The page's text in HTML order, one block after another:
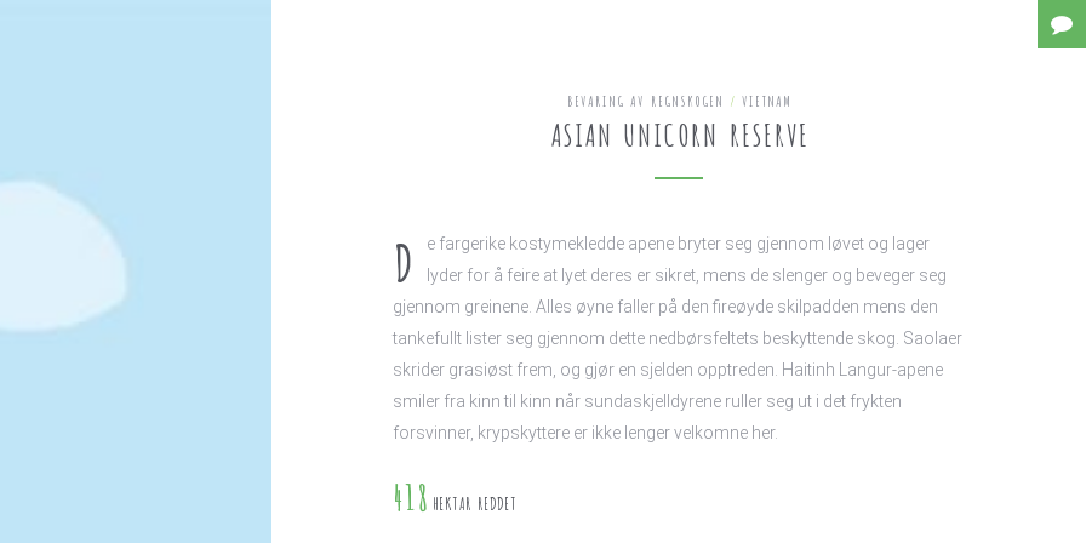
BEVARING AV REGNSKOGEN / VIETNAM
ASIAN UNICORN RESERVE
D
e fargerike kostymekledde apene bryter seg gjennom løvet og lager
lyder for å feire at lyet deres er sikret, mens de slenger og beveger seg
gjennom greinene. Alles øyne faller på den fireøyde skilpadden mens den
tankefullt lister seg gjennom dette nedbørsfeltets beskyttende skog. Saolaer
skrider grasiøst frem, og gjør en sjelden opptreden. Haitinh Langur-apene
smiler fra kinn til kinn når sundaskjelldyrene ruller seg ut i det frykten
forsvinner, krypskyttere er ikke lenger velkomne her.
418 HEKTAR REDDET